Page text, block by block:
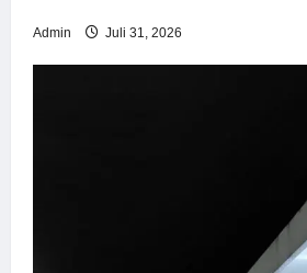
Admin Juli 31, 2026